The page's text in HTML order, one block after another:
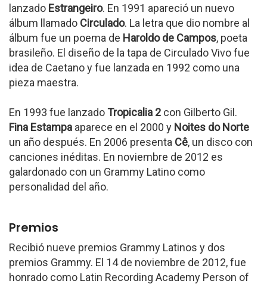
lanzado Estrangeiro. En 1991 apareció un nuevo
álbum llamado Circulado. La letra que dio nombre al
álbum fue un poema de Haroldo de Campos, poeta
brasileño. El diseño de la tapa de Circulado Vivo fue
idea de Caetano y fue lanzada en 1992 como una
pieza maestra.
En 1993 fue lanzado Tropicalia 2 con Gilberto Gil.
Fina Estampa aparece en el 2000 y Noites do Norte
un año después. En 2006 presenta Cê, un disco con
canciones inéditas. En noviembre de 2012 es
galardonado con un Grammy Latino como
personalidad del año.
Premios
Recibió nueve premios Grammy Latinos y dos
premios Grammy. El 14 de noviembre de 2012, fue
honrado como Latin Recording Academy Person of